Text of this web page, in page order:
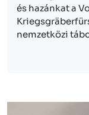
és hazánkat a
nemzetközi